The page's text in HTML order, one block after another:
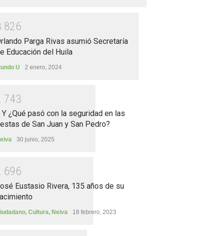
826
Parga Rivas asumió Secretaría
Educación del Huila
U 2 enero, 2024
743
Y ¿Qué pasó con la seguridad en las
de San Juan y San Pedro?
30 junio, 2025
696
Eustasio Rivera, 135 años de su
, Cultura, Neiva 18 febrero, 2023